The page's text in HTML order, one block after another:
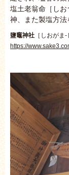
塩土老翁命［し
神、また製塩方法
鹽竈神社 ［しおがま-
https://